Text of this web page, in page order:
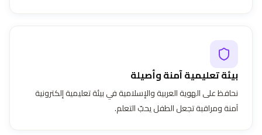
بيئة تعليمية آمنة وأصيلة
نحافظ على الهوية العربية والإسلامية في بيئة تعليمية إلكترونية
آمنة ومراقبة تجعل الطفل يحبّ التعلم.